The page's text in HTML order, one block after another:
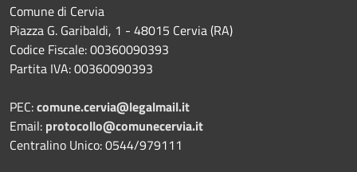
Comune di Cervia
Piazza G. Garibaldi, 1 - 48015 Cervia (RA)
Codice Fiscale: 00360090393
Partita IVA: 00360090393
PEC:comune.cervia@legalmail.it
Email: protocollo@comunecervia.it
Centralino Unico: 0544/979111